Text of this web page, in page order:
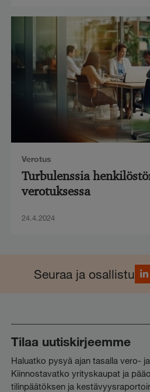
Verotus
Turbulenssia
verotuksessa
24.4.2024
Seuraa ja osallistu
Tilaa uutiskirjeemme
Haluatko pysyä ajan tasalla vero-
Kiinnostavatko yrityskaupat ja
tilinpäätöksen ja